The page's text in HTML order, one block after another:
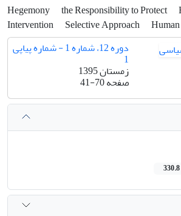
Hegemony the Responsibility to Protect
Intervention
Selective Approach
دوره 12، شماره 1 - شماره پیاپی
1
زمستان 1395
صفحه41-70